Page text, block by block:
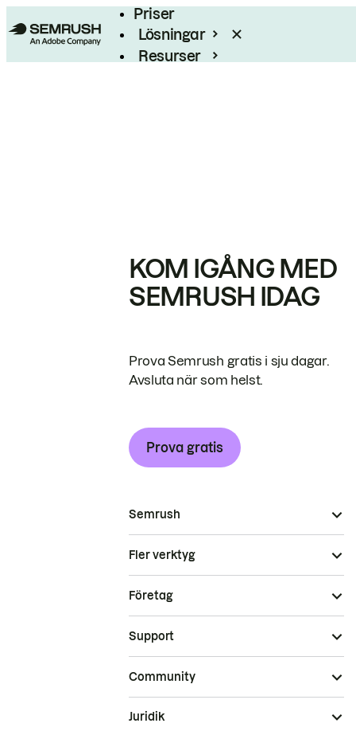
Priser
Lösningar
Resurser
KOM IGÅNG MED
SEMRUSH IDAG
Prova Semrush gratis i sju dagar.
Avsluta när som helst.
Prova gratis
Semrush
Fler verktyg
Företag
Support
Community
Juridik